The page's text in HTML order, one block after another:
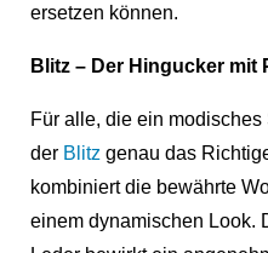
ersetzen können.
Blitz – Der Hingucker mit
Für alle, die ein
der Blitz genau das
kombiniert die bewährte
einem dynamischen Look.